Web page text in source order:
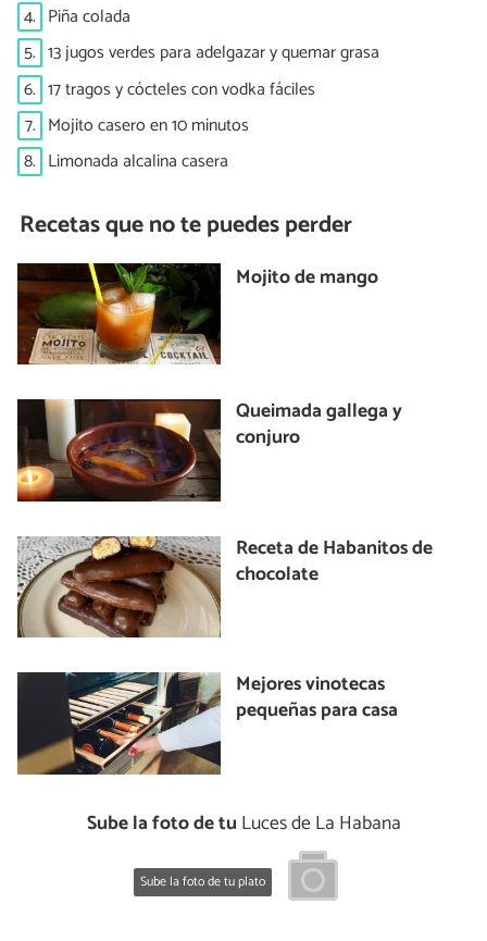
4. Piña colada
5. 13 jugos verdes para adelgazar y quemar grasa
6. 17 tragos y cócteles con vodka fáciles
7. Mojito casero en 10 minutos
8. Limonada alcalina casera
Recetas que no te puedes perder
Mojito de mango
Queimada gallega y
conjuro
Receta de Habanitos de
chocolate
Mejores vinotecas
pequeñas para casa
Sube la foto de tu Luces de La Habana
Sube la foto de tu plato